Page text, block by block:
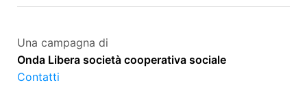
Una campagna di
Onda Libera società cooperativa sociale
Contatti